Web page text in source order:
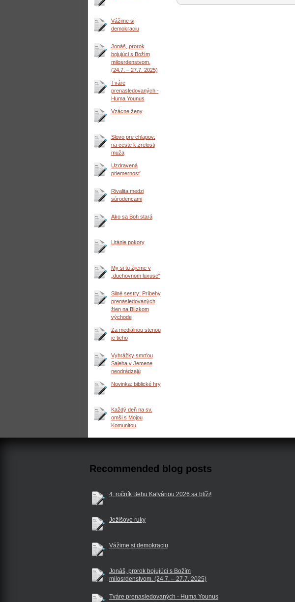
Vážime si
demokraciu
Jonáš, prorok
bojujúci s Božím
milosrdenstvom.
(24.7. – 27.7. 2025)
Tváre
prenasledovaných -
Huma Younus
Vzácne ženy
Slovo pre chlapov:
na ceste k zrelosti
muža
Uzdravená
priemernosť
Rivalita medzi
súrodencami
Ako sa Boh stará
Litánie pokory
My si tu žijeme v
„duchovnom luxuse“
Silné sestry: Príbehy
prenasledovaných
žien na Blízkom
východe
Za mediálnou stenou
je ticho
Vyhrážky smrťou
Saleha v Jemene
neodrádzajú
Novinka: biblické hry
Každý deň na sv.
omši s Mojou
Komunitou
Recommended blog posts
4. ročník Behu Kalváriou 2026 sa blíži!
Ježišove ruky
Vážime si demokraciu
Jonáš, prorok bojujúci s Božím
milosrdenstvom. (24.7. – 27.7. 2025)
Tváre prenasledovaných - Huma Younus